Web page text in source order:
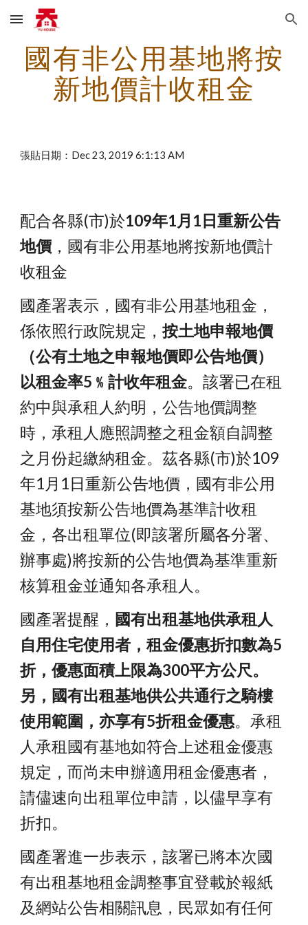
Skip to main content Skip to navigation
國有非公用基地將按
新地價計收租金
張貼日期：Dec 23, 2019 6:1:13 AM
配合各縣(市)於109年1月1日重新公告
地價 ，國有非公用基地將按新地價計
收租金
國產署表示，國有非公用基地租金，
係依照行政院規定，按土地申報地價
（公有土地之申報地價即公告地價）
以租金率5﹪計收年租金。該署已在租
約中與承租人約明，公告地價調整
時，承租人應照調整之租金額自調整
之月份起繳納租金。茲各縣(市)於109
年1月1日重新公告地價，國有非公用
基地須按新公告地價為基準計收租
金，各出租單位(即該署所屬各分署、
辦事處)將按新的公告地價為基準重新
核算租金並通知各承租人。
國產署提醒， 國有出租基地供承租人
自用住宅使用者，租金優惠折扣數為5
折，優惠面積上限為300平方公尺。
另，國有出租基地供公共通行之騎樓
使用範圍，亦享有5折租金優惠。承租
人承租國有基地如符合上述租金優惠
規定，而尚未申辦適用租金優惠者，
請儘速向出租單位申請，以儘早享有
折扣。
國產署進一步表示，該署已將本次國
有出租基地租金調整事宜登載於報紙
及網站公告相關訊息，民眾如有任何